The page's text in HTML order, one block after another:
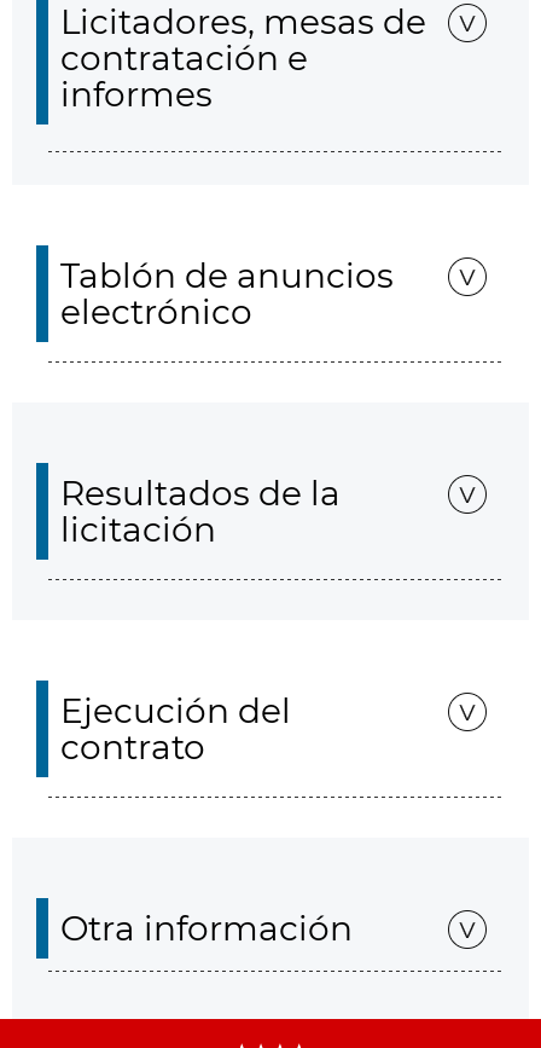
Licitadores, mesas de
contratación e
informes
Tablón de anuncios
electrónico
Resultados de la
licitación
Ejecución del
contrato
Otra información